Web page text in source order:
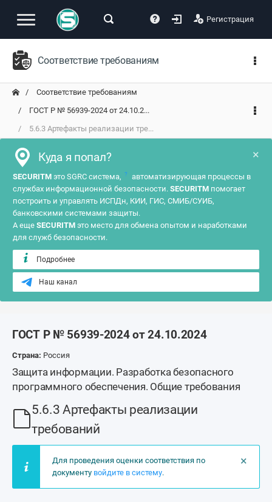
Регистрация
Соответствие требованиям
Соответствие требованиям
ГОСТ Р № 56939-2024 от 24.10.2...
5.6.3 Артефакты реализации тре...
×
Куда я попал?
SECURITM это SGRC система, ?
автоматизирующая процессы в
службах информационной безопасности. SECURITM помогает
построить и управлять ИСПДн, КИИ, ГИС, СМИБ/СУИБ,
банковскими системами защиты.
А еще SECURITM это место для обмена опытом и наработками
для служб безопасности.
Подробнее
Наш канал
ГОСТ Р № 56939-2024 от 24.10.2024
Страна: Россия
Защита информации. Разработка безопасного
программного обеспечения. Общие требования
5.6.3 Артефакты реализации
требований
×
Для проведения оценки соответствия по
документу войдите в систему.